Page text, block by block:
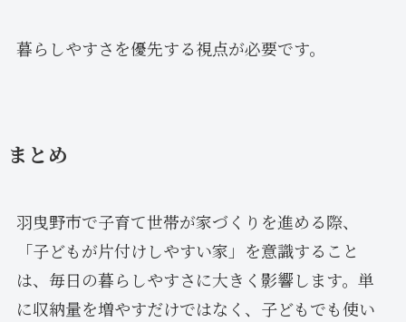
暮らしやすさを優先する視点が必要です。
まとめ
羽曳野市で子育て世帯が家づくりを進める際、
「子どもが片付けしやすい家」を意識すること
は、毎日の暮らしやすさに大きく影響します。単
に収納量を増やすだけではなく、子どもでも使い